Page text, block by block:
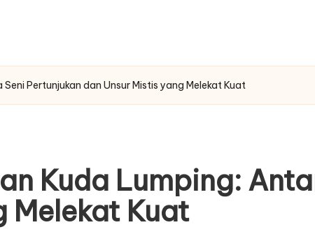
Pertunjukan dan Unsur Mistis yang Melekat Kuat
Kuda Lumping:
Melekat Kuat